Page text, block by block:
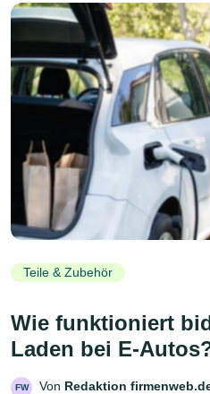
Teile & Zubehör
Wie funktioniert
Laden bei E-
FW Von Redaktion